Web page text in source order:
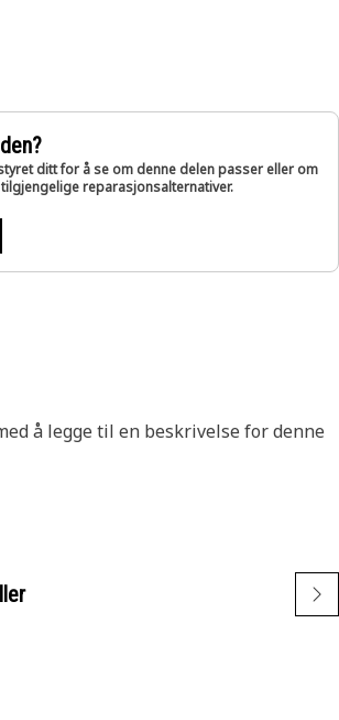
ditt for å se om denne delen passer eller om
reparasjonsalternativer.
å legge til en beskrivelse for denne